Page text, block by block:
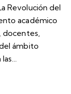
Revolución del
académico
ámbito